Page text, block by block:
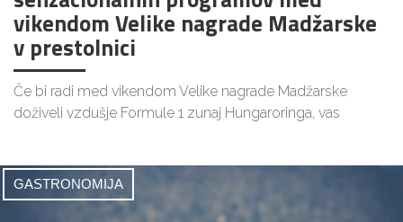
vikendom Velike nagrade Madžarske
v prestolnici
Če bi radi med vikendom Velike nagrade Madžarske
doživeli vzdušje Formule 1 zunaj Hungaroringa, vas
GASTRONOMIJA